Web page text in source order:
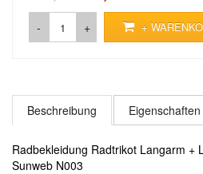
- + +
Beschreibung Eigenschaften
Radbekleidung Radtrikot Langarm +
Sunweb N003